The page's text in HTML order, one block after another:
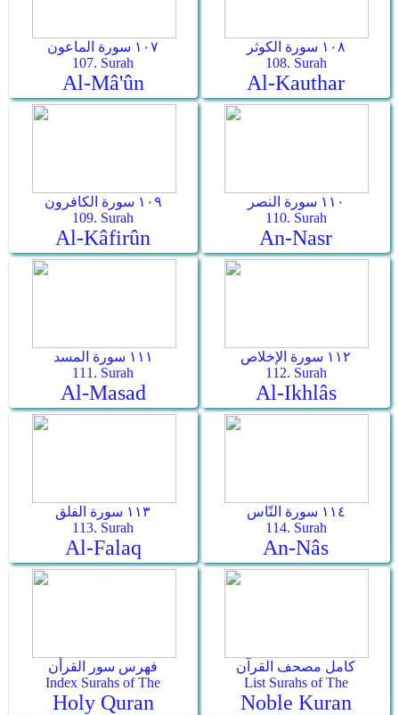
١٠٧ سورة الماعون
107. Surah
Al-Mâ'ûn
١٠٨ سورة الكوثر
108. Surah
Al-Kauthar
١٠٩ سورة الكافرون
109. Surah
Al-Kâfirûn
١١٠ سورة النصر
110. Surah
An-Nasr
١١١ سورة المسد
111. Surah
Al-Masad
١١٢ سورة الإخلاص
112. Surah
Al-Ikhlâs
١١٣ سورة الفلق
113. Surah
Al-Falaq
١١٤ سورة النّاس
114. Surah
An-Nâs
فهرس سور القرأن
Index Surahs of The
Holy Quran
كامل مصحف القرآن
List Surahs of The
Noble Kuran